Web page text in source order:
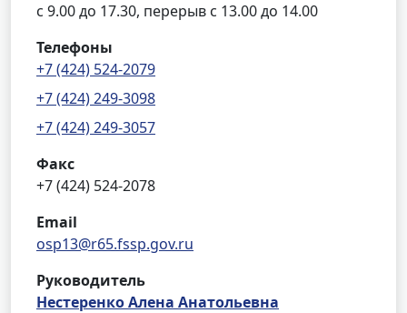
с 9.00 до 17.30, перерыв с 13.00 до 14.00
Телефоны
+7 (424) 524-2079
+7 (424) 249-3098
+7 (424) 249-3057
Факс
+7 (424) 524-2078
Email
osp13@r65.fssp.gov.ru
Руководитель
Нестеренко Алена Анатольевна